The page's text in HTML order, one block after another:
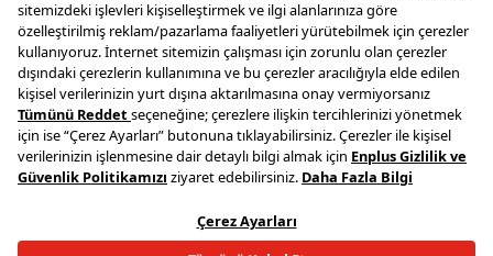
Uygulamamızı İndirin
Copyright © 2025 ENPLUS | Tüm hakları saklıdır.